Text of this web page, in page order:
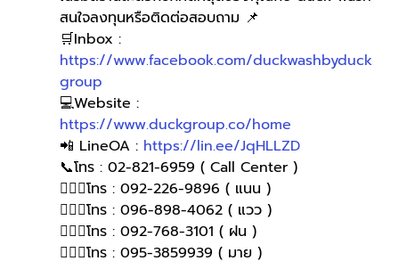
สนใจลงทุนหรือติดต่อสอบถาม 📌
🛒Inbox :
https://www.facebook.com/duckwashbyduck
group
💻Website :
https://www.duckgroup.co/home
📲 LineOA : https://lin.ee/JqHLLZD
📞โทร : 02-821-6959 ( Call Center )
🙋🏻‍♀️โทร : 092-226-9896 ( แนน )
🙋🏻‍♀โทร : 096-898-4062 ( แวว )
🙋🏻‍♀โทร : 092-768-3101 ( ฝน )
🙋🏻‍♀️โทร : 095-3859939 ( มาย )